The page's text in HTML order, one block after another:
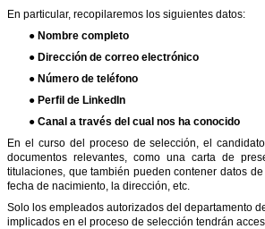
En particular, recopilaremos los siguientes datos:
● Nombre completo
● Dirección de correo electrónico
● Número de teléfono
● Perfil de LinkedIn
● Canal a través del cual nos ha conocido
En el curso del proceso de selección, el
documentos relevantes, como una carta de
titulaciones, que también pueden contener datos
fecha de nacimiento, la dirección, etc.
Solo los empleados autorizados del departamento
implicados en el proceso de selección tendrán